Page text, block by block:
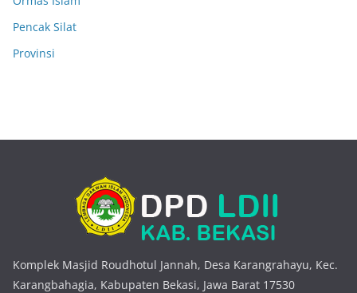
Pencak Silat
Provinsi
Komplek Masjid Roudhotul Jannah, Desa Karangrahayu, Kec.
Karangbahagia, Kabupaten Bekasi, Jawa Barat 17530